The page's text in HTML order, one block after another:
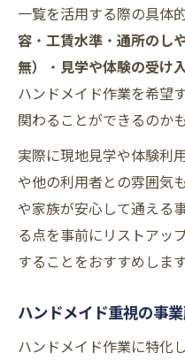
一覧を活用する際の具体
容 ・ 工賃水準 ・ 通所のし
無）
・ 見学や体験の受け
ハンドメイド作業を希望
関わることができるのか
実際に現地見学や体験利
や他の利用者との雰囲気
や家族が安心して通える
る点を事前にリストアッ
することをおすすめします
ハンドメイド重視の事
ハンドメイド作業に特化